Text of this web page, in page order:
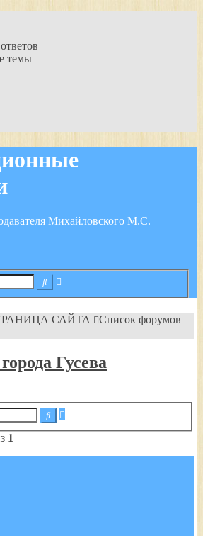
темы
Михайловского М.С.
Поиск
САЙТА
Список форумов
Гусева
Поиск
1